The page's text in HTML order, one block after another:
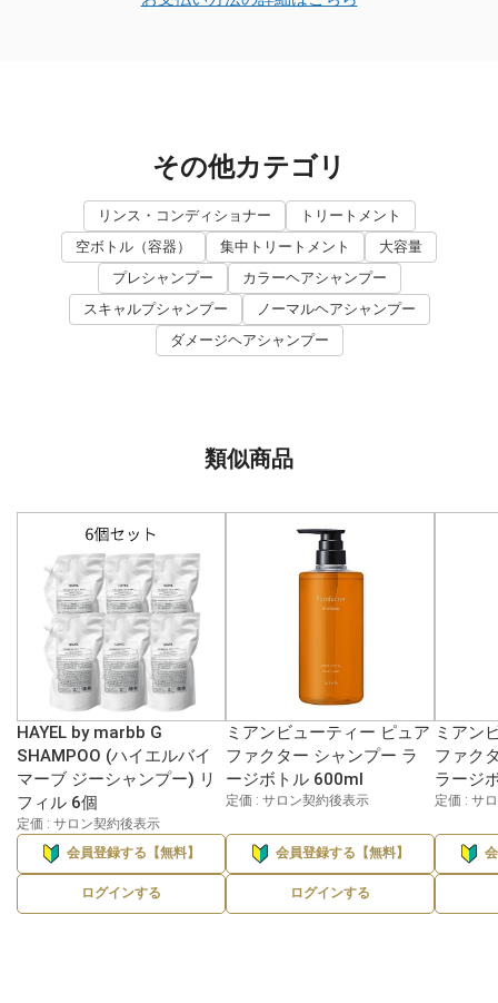
その他カテゴリ
リンス・コンディショナー
トリートメント
空ボトル（容器）
集中トリートメント
大容量
プレシャンプー
カラーヘアシャンプー
スキャルプシャンプー
ノーマルヘアシャンプー
ダメージヘアシャンプー
類似商品
HAYEL by marbb G
SHAMPOO (ハイエルバイ
マーブ ジーシャンプー) リ
フィル 6個
定価 : サロン契約後表示
会員登録する【無料】
ログインする
ミアンビューティー ピュア
ファクター シャンプー ラ
ージボトル 600ml
定価 : サロン契約後表示
会員登録する【無料】
ログインする
ミアン
ファク
ラージ
定価 : サ